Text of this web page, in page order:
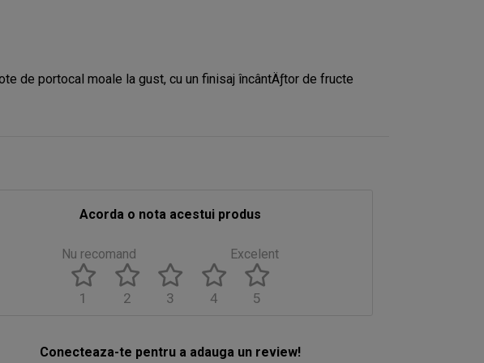
de portocal moale la gust, cu un finisaj încântÄƒtor de fructe
Acorda o nota acestui produs
Nu recomand Excelent
5
4
3
2
1
Conecteaza-te pentru a adauga un review!